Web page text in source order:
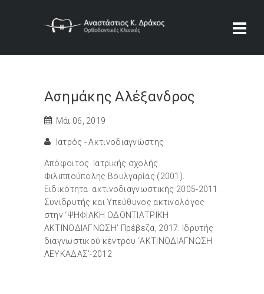
Ασημάκης Αλέξανδρος
Μάι 06, 2019
Ιατρός - Ακτινοδιαγνώστης
Απόφοιτος Ιατρικής σχολής
Φιλιππούπολης Βουλγαρίας (2001).
Ειδικότητα ακτινοδιαγνωστικής 2005-2011.
Συνιδρυτής και Υπεύθυνος ακτινολόγος
στην ‘ΨΗΦΙΑΚΗ ΟΔΟΝΤΙΑΤΡΙΚΗ
ΑΚΤΙΝΟΔΙΑΓΝΩΣΗ’ Πρέβεζα, 2017. Ιδρυτής
διαγνωστικού κέντρου ‘ΑΚΤΙΝΟΔΙΑΓΝΩΣΗ
ΛΕΥΚΑΔΑΣ’-2012